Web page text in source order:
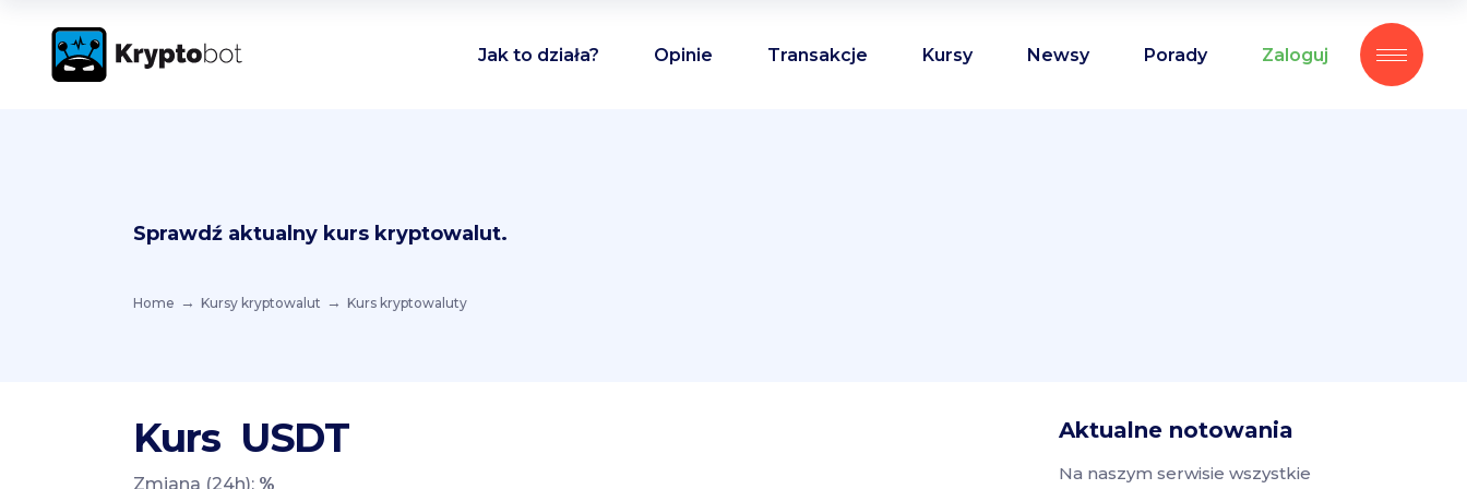
Jak to działa? Opinie Transakcje Kursy Newsy Porady Zaloguj
Sprawdź aktualny kurs kryptowalut.
Home Kursy kryptowalut Kurs kryptowaluty
Kurs USDT
Zmiana (24h): %
Aktualne notowania
Na naszym serwisie wszystkie